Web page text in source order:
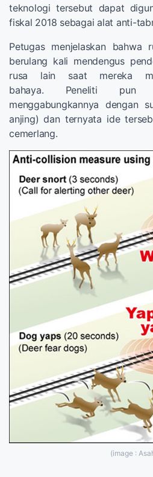
teknologi tersebut dapat
fiskal 2018 sebagai alat anti-
Petugas menjelaskan bahwa
berulang kali mendengus
rusa lain saat mereka
bahaya. Peneliti pun
menggabungkannya dengan
anjing) dan ternyata ide
cemerlang.
(image :